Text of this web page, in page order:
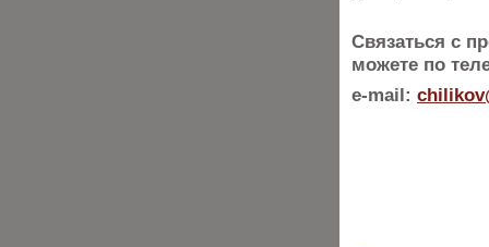
Связаться с
можете по
e-mail: